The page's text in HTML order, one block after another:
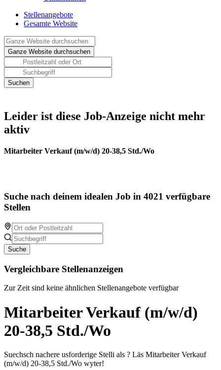
Stellenangebote
Gesamte Website
Leider ist diese Job-Anzeige nicht mehr
aktiv
Mitarbeiter Verkauf (m/w/d) 20-38,5 Std./Wo
Suche nach deinem idealen Job in 4021 verfügbare
Stellen
Suche
Vergleichbare Stellenanzeigen
Zur Zeit sind keine ähnlichen Stellenangebote verfügbar
Mitarbeiter Verkauf (m/w/d)
20-38,5 Std./Wo
Suechsch nachere usforderige Stelli als ? Läs Mitarbeiter Verkauf
(m/w/d) 20-38,5 Std./Wo wyter!